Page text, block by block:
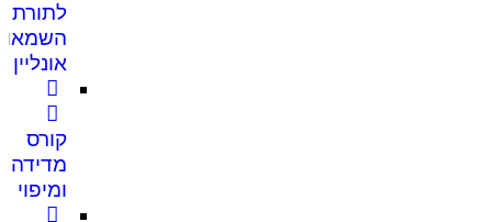
לתורת
אונליין
קורס
מדידה
ומיפוי